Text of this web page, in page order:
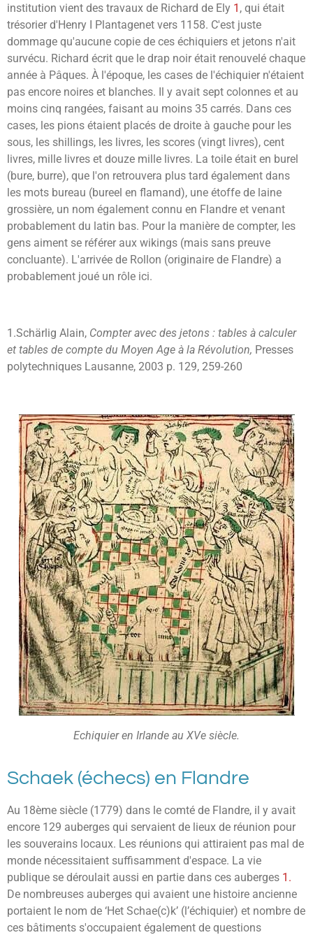
institution vient des travaux de Richard de Ely 1 , qui était
trésorier d'Henry I Plantagenet vers 1158. C'est juste
dommage qu'aucune copie de ces échiquiers et jetons n'ait
survécu. Richard écrit que le drap noir était renouvelé chaque
année à Pâques. À l'époque, les cases de l'échiquier n'étaient
pas encore noires et blanches. Il y avait sept colonnes et au
moins cinq rangées, faisant au moins 35 carrés. Dans ces
cases, les pions étaient placés de droite à gauche pour les
sous, les shillings, les livres, les scores (vingt livres), cent
livres, mille livres et douze mille livres. La toile était en burel
(bure, burre), que l'on retrouvera plus tard également dans
les mots bureau (bureel en flamand), une étoffe de laine
grossière, un nom également connu en Flandre et venant
probablement du latin bas. Pour la manière de compter, les
gens aiment se référer aux wikings (mais sans preuve
concluante). L'arrivée de Rollon (originaire de Flandre) a
probablement joué un rôle ici.
1.Schärlig Alain, Compter avec des jetons : tables à calculer
et tables de compte du Moyen Age à la Révolution, Presses
polytechniques Lausanne, 2003 p. 129, 259-260
Echiquier en Irlande au XVe siècle.
Schaek (échecs) en Flandre
Au 18ème siècle (1779) dans le comté de Flandre, il y avait
encore 129 auberges qui servaient de lieux de réunion pour
les souverains locaux. Les réunions qui attiraient pas mal de
monde nécessitaient suffisamment d'espace. La vie
publique se déroulait aussi en partie dans ces auberges 1.
De nombreuses auberges qui avaient une histoire ancienne
portaient le nom de ‘Het Schae(c)k’ (l’échiquier) et nombre de
ces bâtiments s'occupaient également de questions